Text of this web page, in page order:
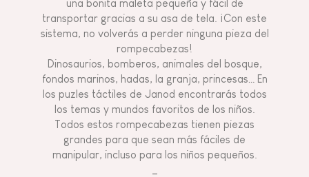
una bonita maleta pequeña y fácil de
transportar gracias a su asa de tela. ¡Con este
sistema, no volverás a perder ninguna pieza del
rompecabezas!
Dinosaurios, bomberos, animales del bosque,
fondos marinos, hadas, la granja, princesas… En
los puzles táctiles de Janod encontrarás todos
los temas y mundos favoritos de los niños.
Todos estos rompecabezas tienen piezas
grandes para que sean más fáciles de
manipular, incluso para los niños pequeños.